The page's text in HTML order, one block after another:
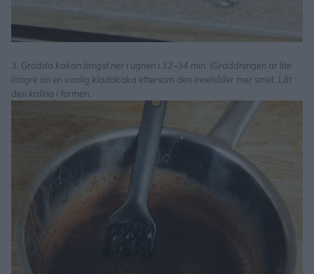
3. Grädda kakan längst ner i ugnen i 32–34 min. (Gräddningen är lite
längre än en vanlig kladdkaka eftersom den innehåller mer smet. Låt
den kallna i formen.